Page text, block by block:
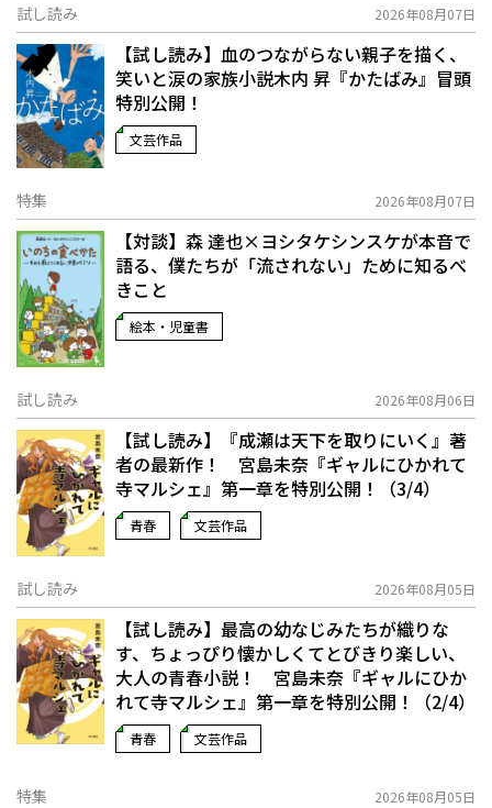
試し読み 2026年08月07日
【試し読み】血のつながらない親子を描く、
笑いと涙の家族小説――木内 昇『かたばみ』冒頭
特別公開！
文芸作品
特集 2026年08月07日
【対談】森 達也×ヨシタケシンスケが本音で
語る、僕たちが「流されない」ために知るべ
きこと
絵本・児童書
試し読み 2026年08月06日
【試し読み】『成瀬は天下を取りにいく』著
者の最新作！ 宮島未奈『ギャルにひかれて
寺マルシェ』第一章を特別公開！（3/4）
青春 文芸作品
試し読み 2026年08月05日
【試し読み】最高の幼なじみたちが織りな
す、ちょっぴり懐かしくてとびきり楽しい、
大人の青春小説！ 宮島未奈『ギャルにひか
れて寺マルシェ』第一章を特別公開！（2/4）
青春 文芸作品
特集 2026年08月05日